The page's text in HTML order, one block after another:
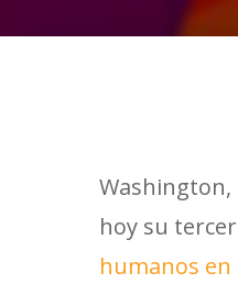
Washington,
hoy su tercer
humanos en